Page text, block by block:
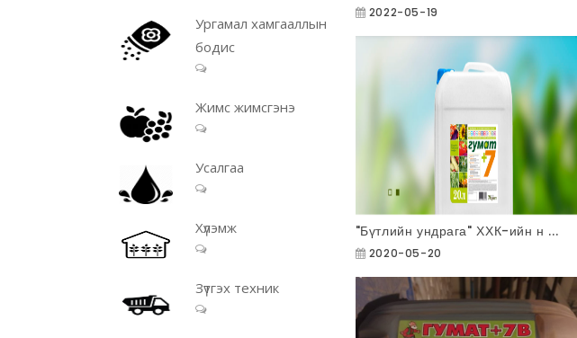
Ургамал хамгааллын
бодис
Жимс жимсгэнэ
Усалгаа
Хүлэмж
Зүтгэх техник
2022-05-19
"Бүтлийн ундрага" ХХК-ийн н ...
2020-05-20